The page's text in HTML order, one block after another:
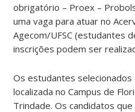
obrigatório – Proex –
uma vaga para atuar no
Agecom/UFSC (estudantes
inscrições podem ser
Os estudantes selecionados
localizada no Campus de
Trindade. Os candidatos